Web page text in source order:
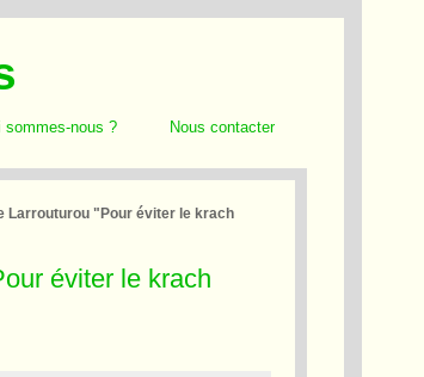
sommes-nous ? Nous contacter
Larrouturou "Pour éviter le krach
éviter le krach